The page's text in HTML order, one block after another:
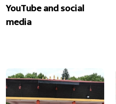
YouTube and social
media